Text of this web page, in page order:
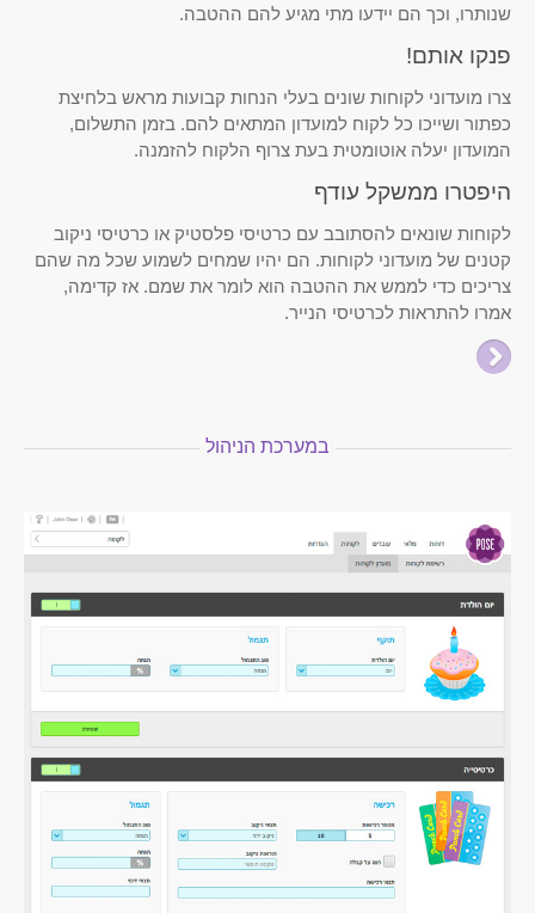
שנותרו, וכך הם יידעו מתי מגיע להם ההטבה.
פנקו אותם!
צרו מועדוני לקוחות שונים בעלי הנחות קבועות מראש בלחיצת
כפתור ושייכו כל לקוח למועדון המתאים להם. בזמן התשלום,
המועדון יעלה אוטומטית בעת צרוף הלקוח להזמנה.
היפטרו ממשקל עודף
לקוחות שונאים להסתובב עם כרטיסי פלסטיק או כרטיסי ניקוב
קטנים של מועדוני לקוחות. הם יהיו שמחים לשמוע שכל מה שהם
צריכים כדי לממש את ההטבה הוא לומר את שמם. אז קדימה,
אמרו להתראות לכרטיסי הנייר.
במערכת הניהול